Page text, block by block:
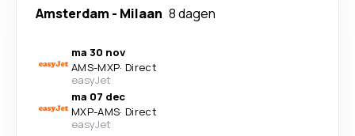
Amsterdam - Milaan 8 dagen
ma 30 nov
AMS-MXP· Direct
easyJet
ma 07 dec
MXP-AMS· Direct
easyJet